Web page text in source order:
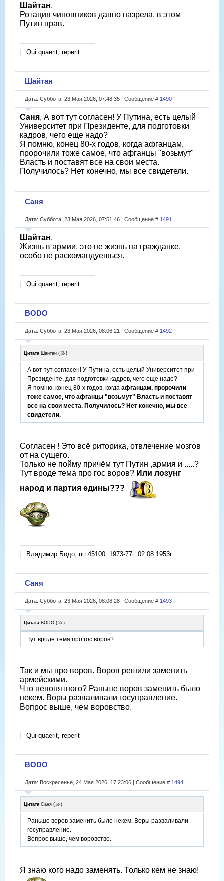
Шайтан,
Ротация чиновников давно назрела, в этом
Путин прав.
Qui quaerit, reperit
Шайтан
Дата: Суббота, 23 Мая 2026, 07:48:35 | Сообщение # 1490
Саня, А вот тут согласен! У Путина, есть целый
Университет при Президенте, для подготовки
кадров, чего еще надо?
Я помню, конец 80-х годов, когда афганцам,
пророчили тоже самое, что афганцы "возьмут"
Власть и поставят все на свои места.
Получилось? Нет конечно, мы все свидетели.
Саня
Дата: Суббота, 23 Мая 2026, 07:51:46 | Сообщение # 1491
Шайтан,
Жизнь в армии, это не жизнь на гражданке,
особо не раскомандуешься.
Qui quaerit, reperit
BODO
Дата: Суббота, 23 Мая 2026, 08:06:21 | Сообщение # 1492
Цитата Шайтан ( )
А вот тут согласен! У Путина, есть целый Университет при
Президенте, для подготовки кадров, чего еще надо?
Я помню, конец 80-х годов, когда афганцам, пророчили
тоже самое, что афганцы "возьмут" Власть и поставят
все на свои места. Получилось? Нет конечно, мы все
свидетели.
Согласен ! Это всё риторика, отвлечение мозгов
от на сущего.
Только не пойму причём тут Путин ,армия и .....?
Тут вроде тема про гос воров? Или лозунг
народ и партия едины???
Владимир Бодо, пп 45100. 1973-77г. 02.08.1953г
Саня
Дата: Суббота, 23 Мая 2026, 08:08:28 | Сообщение # 1493
Цитата BODO ( )
Тут вроде тема про гос воров?
Так и мы про воров. Воров решили заменить
армейскими.
Что непонятного? Раньше воров заменить было
некем. Воры разваливали госуправление.
Вопрос выше, чем воровство.
Qui quaerit, reperit
BODO
Дата: Воскресенье, 24 Мая 2026, 17:23:06 | Сообщение # 1494
Цитата Саня ( )
Раньше воров заменить было некем. Воры разваливали
госуправление.
Вопрос выше, чем воровство.
Я знаю кого надо заменять. Только кем не знаю!